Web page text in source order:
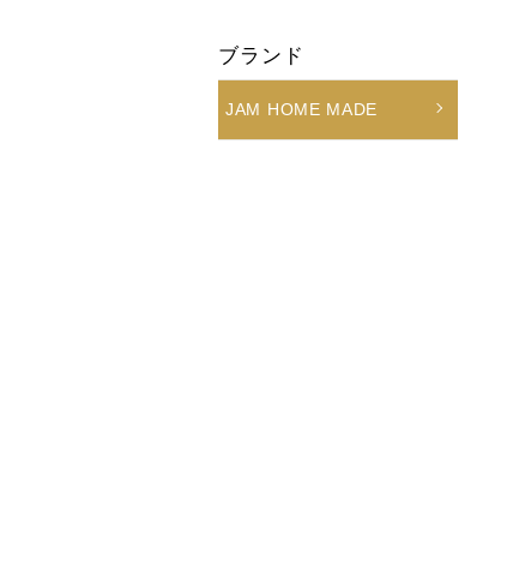
ブランド
JAM HOME MADE